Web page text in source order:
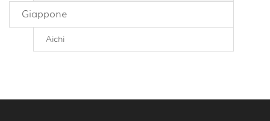
Giappone
Aichi